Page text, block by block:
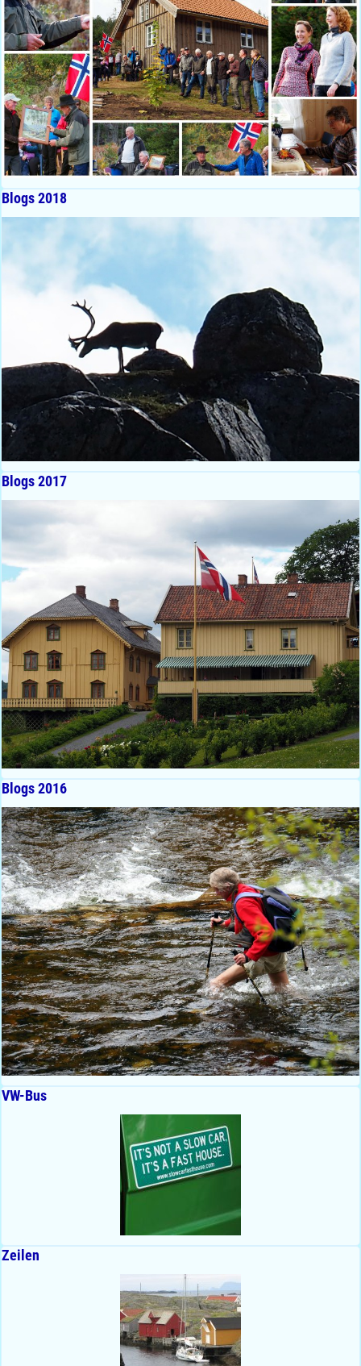
Blogs 2018
Blogs 2017
Blogs 2016
VW-Bus
Zeilen